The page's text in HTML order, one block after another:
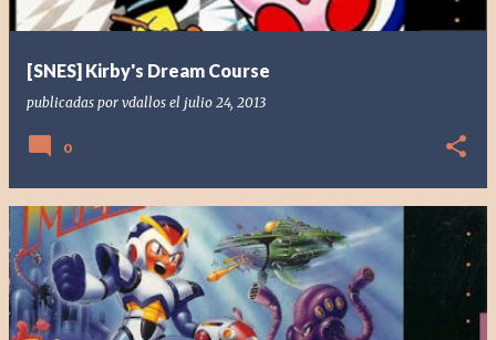
[SNES] Kirby's Dream Course
publicadas por vdallos el julio 24, 2013
0